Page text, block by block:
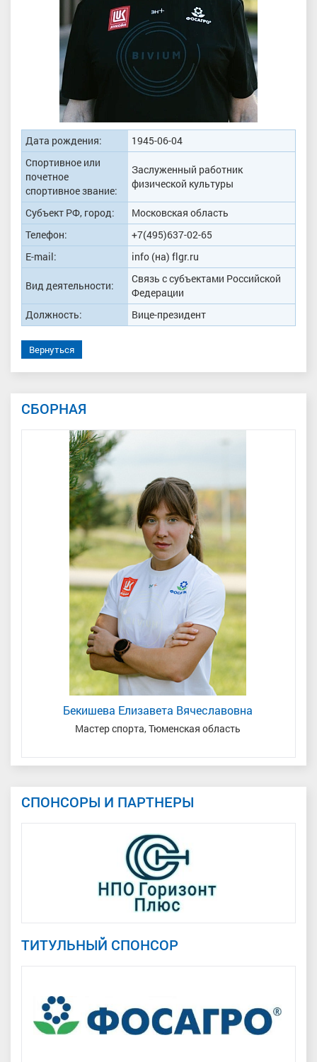
Дата рождения:
1945-06-04
Спортивное или
почетное
спортивное звание:
Заслуженный работник
физической культуры
Субъект РФ, город:
Московская область
Телефон:
+7(495)637-02-65
E-mail:
info (на) flgr.ru
Вид деятельности:
Связь с субъектами Российской
Федерации
Должность:
Вице-президент
Вернуться
СБОРНАЯ
Бекишева Елизавета Вячеславовна
Мастер спорта, Тюменская область
СПОНСОРЫ И ПАРТНЕРЫ
ТИТУЛЬНЫЙ СПОНСОР